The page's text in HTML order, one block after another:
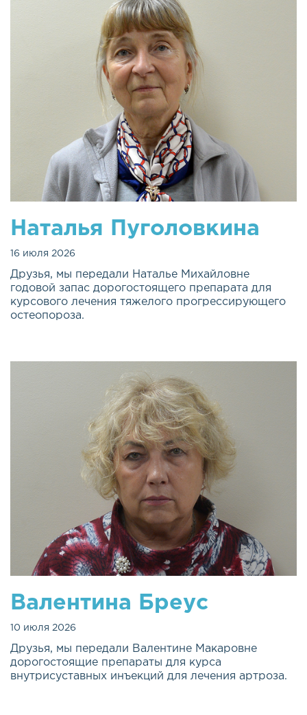
Наталья Пуголовкина
16 июля 2026
Друзья, мы передали Наталье Михайловне
годовой запас дорогостоящего препарата для
курсового лечения тяжелого прогрессирующего
остеопороза.
Валентина Бреус
10 июля 2026
Друзья, мы передали Валентине Макаровне
дорогостоящие препараты для курса
внутрисуставных инъекций для лечения артроза.